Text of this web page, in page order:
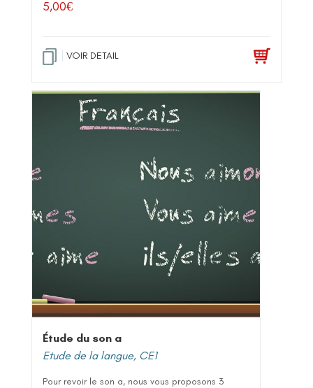
5,00€
VOIR DETAIL
Étude du son a
Etude de la langue, CE1
Pour revoir le son a, nous vous proposons 3